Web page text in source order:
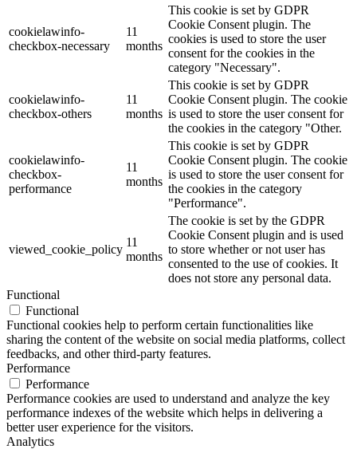
cookielawinfo-
checkbox-necessary
11
months
This cookie is set by GDPR
Cookie Consent plugin. The
cookies is used to store the user
consent for the cookies in the
category "Necessary".
cookielawinfo-
checkbox-others
11
months
This cookie is set by GDPR
Cookie Consent plugin. The cookie
is used to store the user consent for
the cookies in the category "Other.
cookielawinfo-
checkbox-
performance
11
months
This cookie is set by GDPR
Cookie Consent plugin. The cookie
is used to store the user consent for
the cookies in the category
"Performance".
viewed_cookie_policy
11
months
The cookie is set by the GDPR
Cookie Consent plugin and is used
to store whether or not user has
consented to the use of cookies. It
does not store any personal data.
Functional
Functional
Functional cookies help to perform certain functionalities like
sharing the content of the website on social media platforms, collect
feedbacks, and other third-party features.
Performance
Performance
Performance cookies are used to understand and analyze the key
performance indexes of the website which helps in delivering a
better user experience for the visitors.
Analytics